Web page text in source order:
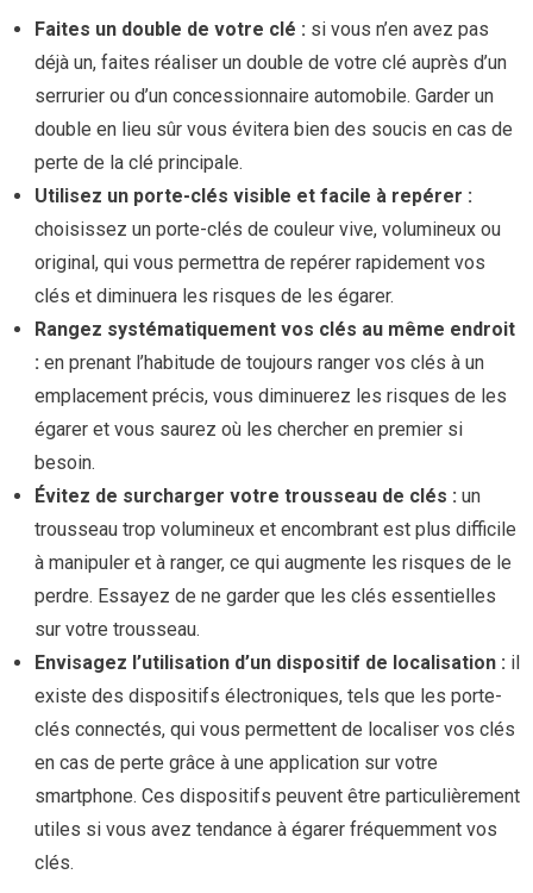
Faites un double de votre clé : si vous n’en avez pas
déjà un, faites réaliser un double de votre clé auprès d’un
serrurier ou d’un concessionnaire automobile. Garder un
double en lieu sûr vous évitera bien des soucis en cas de
perte de la clé principale.
Utilisez un porte-clés visible et facile à repérer :
choisissez un porte-clés de couleur vive, volumineux ou
original, qui vous permettra de repérer rapidement vos
clés et diminuera les risques de les égarer.
Rangez systématiquement vos clés au même endroit
: en prenant l’habitude de toujours ranger vos clés à un
emplacement précis, vous diminuerez les risques de les
égarer et vous saurez où les chercher en premier si
besoin.
Évitez de surcharger votre trousseau de clés : un
trousseau trop volumineux et encombrant est plus difficile
à manipuler et à ranger, ce qui augmente les risques de le
perdre. Essayez de ne garder que les clés essentielles
sur votre trousseau.
Envisagez l’utilisation d’un dispositif de localisation : il
existe des dispositifs électroniques, tels que les porte-
clés connectés, qui vous permettent de localiser vos clés
en cas de perte grâce à une application sur votre
smartphone. Ces dispositifs peuvent être particulièrement
utiles si vous avez tendance à égarer fréquemment vos
clés.